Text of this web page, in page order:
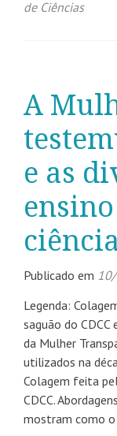
de Ciências
A
e as
Publicado em
Legenda:
saguão do
da Mulher
utilizados na
Colagem feita
CDCC.
mostram como o